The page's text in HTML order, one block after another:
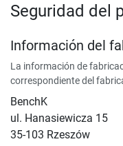
Seguridad del
Información del
La información de
correspondiente del
BenchK
ul. Hanasiewicza 15
35-103 Rzeszów